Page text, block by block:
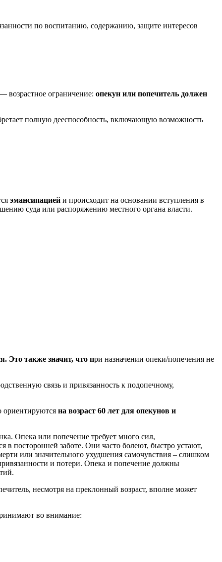
по воспитанию, содержанию, защите интересов
ограничение: опекун или попечитель должен
полную дееспособность, включающую возможность
эмансипацией и происходит на основании вступления в
суда или распоряжению местного органа власти.
Это также значит, что при назначении опеки/попечения не
связь и привязанность к подопечному,
ориентируются на возраст 60 лет для опекунов и
Опека или попечение требует много сил,
посторонней заботе. Они часто болеют, быстро устают,
или значительного ухудшения самочувствия – слишком
и потери. Опека и попечение должны
несмотря на преклонный возраст, вполне может
во внимание: